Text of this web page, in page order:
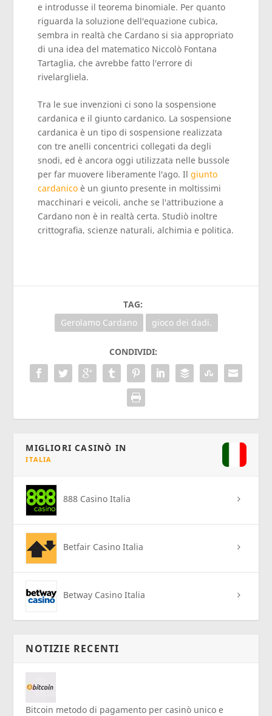
e introdusse il teorema binomiale. Per quanto
riguarda la soluzione dell'equazione cubica,
sembra in realtà che Cardano si sia appropriato
di una idea del matematico Niccolò Fontana
Tartaglia, che avrebbe fatto l'errore di
rivelargliela.
Tra le sue invenzioni ci sono la sospensione
cardanica e il giunto cardanico. La sospensione
cardanica è un tipo di sospensione realizzata
con tre anelli concentrici collegati da degli
snodi, ed è ancora oggi utilizzata nelle bussole
per far muovere liberamente l'ago. Ilgiunto
cardanico è un giunto presente in moltissimi
macchinari e veicoli, anche se l'attribuzione a
Cardano non è in realtà certa. Studiò inoltre
crittografia, scienze naturali, alchimia e politica.
TAG:
Gerolamo Cardano
gioco dei dadi.
CONDIVIDI:
MIGLIORI CASINÒ IN
ITALIA
888 Casino Italia
Betfair Casino Italia
Betway Casino Italia
NOTIZIE RECENTI
Bitcoin metodo di pagamento per casinò unico e